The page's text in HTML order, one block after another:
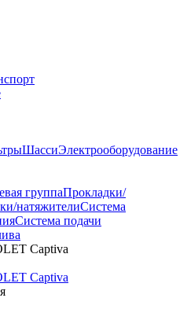
ШассиЭлектрооборудование
группаПрокладки/
натяжителиСистема
Система подачи
Captiva